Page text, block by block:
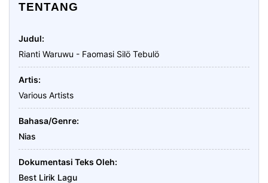
TENTANG
Judul
Rianti Waruwu - Faomasi Silö Tebulö
Artis
Various Artists
Bahasa/Genre
Nias
Dokumentasi Teks Oleh
Best Lirik Lagu